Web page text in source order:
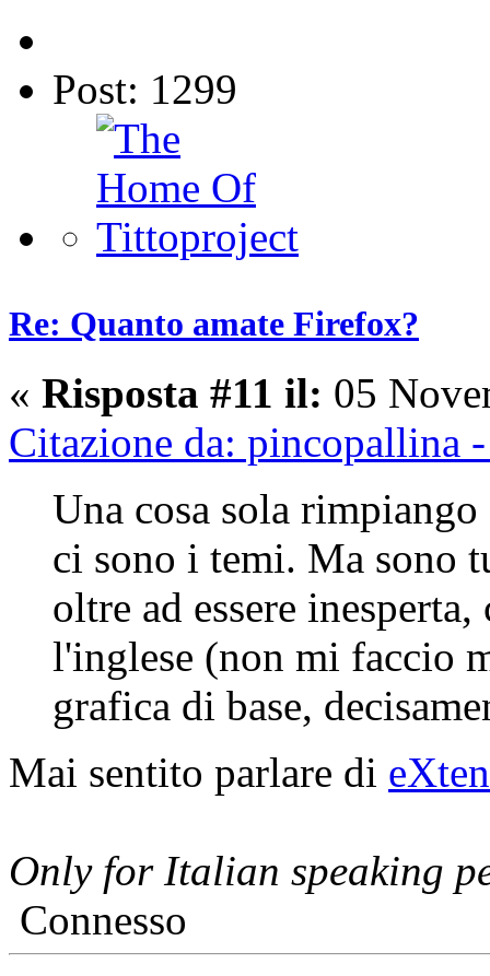
Post: 1299
Re: Quanto amate Firefox?
« Risposta #11 il: 05
Citazione da: pincopallina
Una cosa sola
ci sono i temi. Ma sono
oltre ad essere
l'inglese (non mi faccio
grafica di base,
Mai sentito parlare di
Only for Italian speaking
Connesso